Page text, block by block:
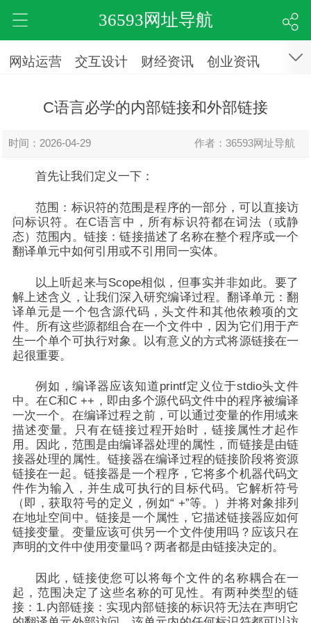
36593网址导航
网站运营 交互设计 财经资讯 创业资讯
C语言必学的内部链接和外部链接
时间：2026-04-29 作者：36593网址导航
首先让我们定义一下：
范围：标识符的范围是程序的一部分，可以直接访
问标识符。在C语言中，所有标识符都在词法（或静
态）范围内。链接：链接描述了名称在整个程序或一个
翻译单元中如何引用或不引用同一实体。
以上听起来与Scope相似，但事实并非如此。要了
解上述含义，让我们深入研究编译过程。翻译单元：翻
译单元是一个包含源代码，头文件和其他依赖项的文
件。所有这些源都组合在一个文件中，因为它们用于产
生一个单个可执行对象。以有意义的方式将源链接在一
起很重要。
例如，编译器应该知道printf定义位于stdio头文件
中。在C和C ++，即由多个源代码文件中的程序被编译
一次一个。在编译过程之前，可以通过变量的作用域来
描述变量。只有在链接过程开始时，链接属性才起作
用。因此，范围是由编译器处理的属性，而链接是由链
接器处理的属性。链接器在编译过程的链接阶段将资源
链接在一起。链接器是一个程序，它将多个机器代码文
件作为输入，并生成可执行的目标代码。它解析符号
（即，获取符号的定义，例如“ +”等。）并将对象排列
在地址空间中。链接是一个属性，它描述链接器应如何
链接变量。变量应该可供另一个文件使用吗？应该只在
声明的文件中使用变量吗？两者都是由链接决定的。
因此，链接使您可以将每个文件的名称耦合在一
起，范围决定了这些名称的可见性。有两种类型的链
接：1.内部链接：实现内部链接的标识符无法在声明它